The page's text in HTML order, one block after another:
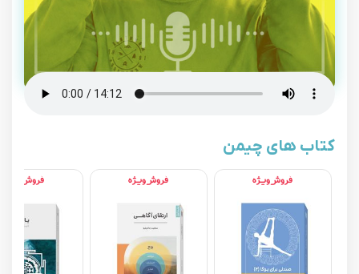
کتاب های چیمن